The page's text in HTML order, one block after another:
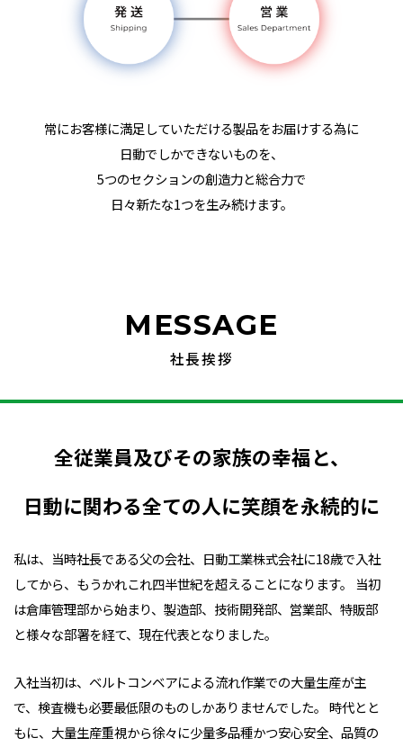
常にお客様に満足していただける製品をお届けする為に
日動でしかできないものを、
5つのセクションの創造力と総合力で
日々新たな1つを生み続けます。
MESSAGE
社長挨拶
全従業員及びその家族の幸福と、
日動に関わる全ての人に笑顔を永続的に
私は、当時社長である父の会社、日動工業株式会社に18歳で入社
してから、もうかれこれ四半世紀を超えることになります。 当初
は倉庫管理部から始まり、製造部、技術開発部、営業部、特販部
と様々な部署を経て、現在代表となりました。
入社当初は、ベルトコンベアによる流れ作業での大量生産が主
で、検査機も必要最低限のものしかありませんでした。 時代とと
もに、大量生産重視から徐々に少量多品種かつ安心安全、品質の